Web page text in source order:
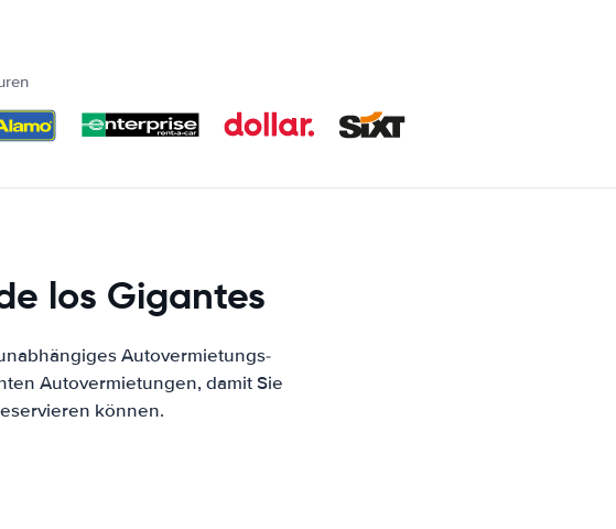
los Gigantes
Autovermietungs-
Autovermietungen, damit Sie
können.